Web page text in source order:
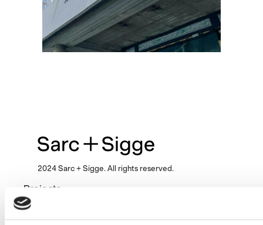
2024 Sarc + Sigge. All rights reserved.
Projects
Expertise